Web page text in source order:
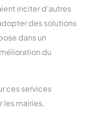
inciter d’autres
des solutions
dans un
du
ces services
les mairies,